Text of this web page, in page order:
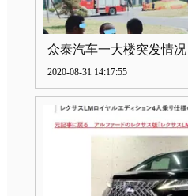
众泰汽车一大楼突发情况
2020-08-31 14:17:55